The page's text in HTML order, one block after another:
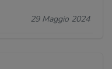
29 Maggio 2024